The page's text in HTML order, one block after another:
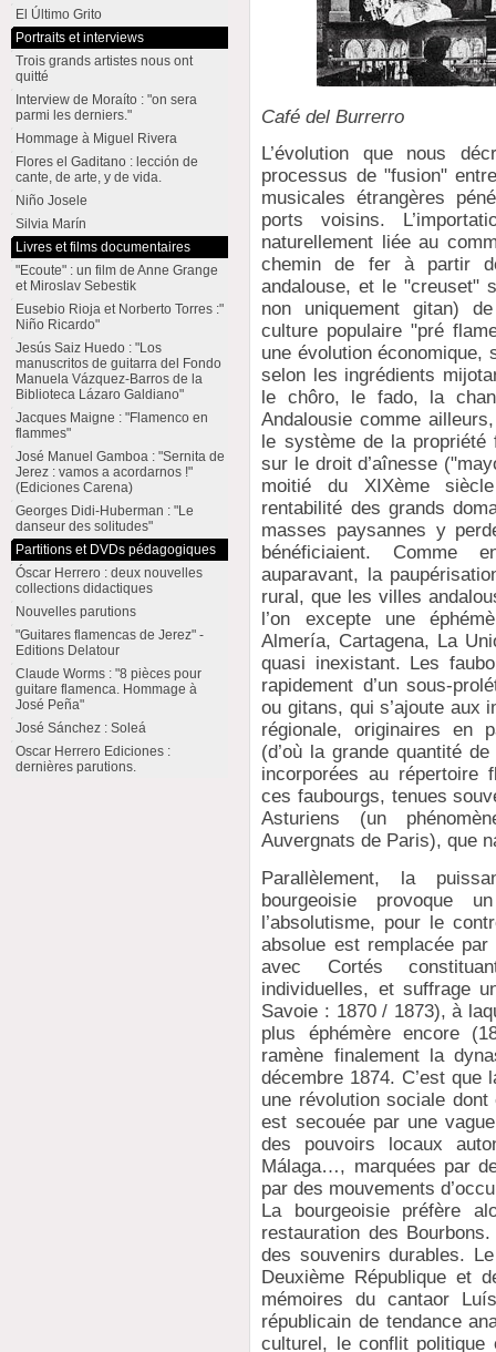
Café del Burrerro
L’évolution que nous
processus de "fusion"
musicales étrangères
ports voisins.
naturellement liée au
chemin de fer à partir
andalouse, et le "creuset"
non uniquement gitan)
culture populaire "pré
une évolution économique,
selon les ingrédients
le chôro, le fado, la
Andalousie comme
le système de la propriété
sur le droit d’aînesse
moitié du XIXème
rentabilité des grands
masses paysannes y
bénéficiaient. Comme
auparavant, la
rural, que les villes
l’on excepte une
Almería, Cartagena, La
quasi inexistant. Les
rapidement d’un sous-
ou gitans, qui s’ajoute aux
régionale, originaires en
(d’où la grande quantité
incorporées au répertoire
ces faubourgs, tenues
Asturiens (un
Auvergnats de Paris), que
Parallèlement, la
bourgeoisie provoque
l’absolutisme, pour le
absolue est remplacée
avec Cortés
individuelles, et suffrage
Savoie : 1870 / 1873), à
plus éphémère encore
ramène finalement la
décembre 1874. C’est
une révolution sociale
est secouée par une
des pouvoirs locaux
Málaga…, marquées par
par des mouvements
La bourgeoisie préfère
restauration des
des souvenirs durables.
Deuxième République et
mémoires du cantaor
républicain de tendance
culturel, le conflit politique
El Último Grito
Portraits et interviews
Trois grands artistes nous ont
quitté
Interview de Moraíto : "on sera
parmi les derniers."
Hommage à Miguel Rivera
Flores el Gaditano : lección de
cante, de arte, y de vida.
Niño Josele
Silvia Marín
Livres et films documentaires
"Ecoute" : un film de Anne Grange
et Miroslav Sebestik
Eusebio Rioja et Norberto Torres :"
Niño Ricardo"
Jesús Saiz Huedo : "Los
manuscritos de guitarra del Fondo
Manuela Vázquez-Barros de la
Biblioteca Lázaro Galdiano"
Jacques Maigne : "Flamenco en
flammes"
José Manuel Gamboa : "Sernita de
Jerez : vamos a acordarnos !"
(Ediciones Carena)
Georges Didi-Huberman : "Le
danseur des solitudes"
Partitions et DVDs pédagogiques
Óscar Herrero : deux nouvelles
collections didactiques
Nouvelles parutions
"Guitares flamencas de Jerez" -
Editions Delatour
Claude Worms : "8 pièces pour
guitare flamenca. Hommage à
José Peña"
José Sánchez : Soleá
Oscar Herrero Ediciones :
dernières parutions.